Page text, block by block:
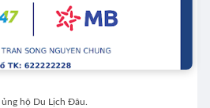
ủng hộ Du Lịch Đâu.